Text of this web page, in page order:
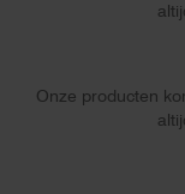
Onze producten